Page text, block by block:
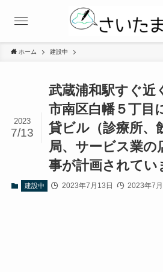
ホーム 建設中
武蔵浦和駅すぐ近
市南区白幡５丁目
貸ビル（診療所、
局、サービス業の
事が計画されてい
2023
7/13
建設中 2023年7月13日 2023年7